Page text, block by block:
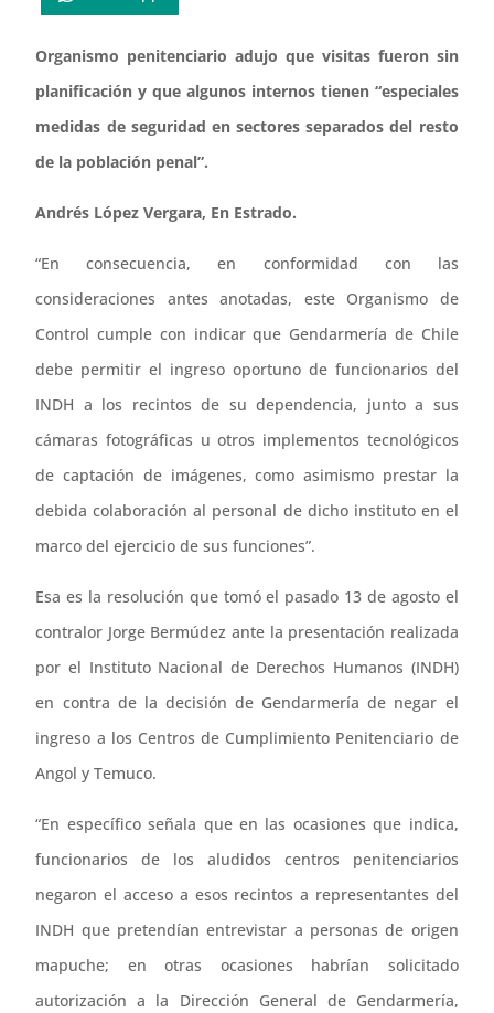
Organismo penitenciario adujo que visitas fueron sin
planificación y que algunos internos tienen “especiales
medidas de seguridad en sectores separados del resto
de la población penal”.
Andrés López Vergara, En Estrado.
“En consecuencia, en conformidad con las
consideraciones antes anotadas, este Organismo de
Control cumple con indicar que Gendarmería de Chile
debe permitir el ingreso oportuno de funcionarios del
INDH a los recintos de su dependencia, junto a sus
cámaras fotográficas u otros implementos tecnológicos
de captación de imágenes, como asimismo prestar la
debida colaboración al personal de dicho instituto en el
marco del ejercicio de sus funciones”.
Esa es la resolución que tomó el pasado 13 de agosto el
contralor Jorge Bermúdez ante la presentación realizada
por el Instituto Nacional de Derechos Humanos (INDH)
en contra de la decisión de Gendarmería de negar el
ingreso a los Centros de Cumplimiento Penitenciario de
Angol y Temuco.
“En específico señala que en las ocasiones que indica,
funcionarios de los aludidos centros penitenciarios
negaron el acceso a esos recintos a representantes del
INDH que pretendían entrevistar a personas de origen
mapuche; en otras ocasiones habrían solicitado
autorización a la Dirección General de Gendarmería,